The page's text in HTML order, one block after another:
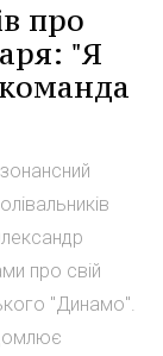
про
"Я
про свій
"Динамо".